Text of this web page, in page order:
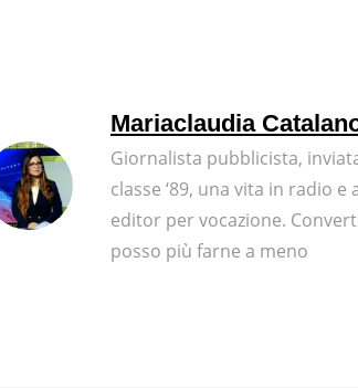
Mariaclaudia
Giornalista pubblicista,
classe ‘89, una vita in radio
editor per vocazione.
posso più farne a meno